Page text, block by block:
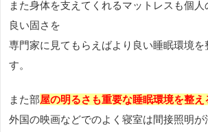
また身体を支えてくれるマットレスも個
良い固さを
専門家に見てもらえばより良い睡眠環境を
す。
また部屋の明るさも重要な睡眠環境を整え
外国の映画などでのよく寝室は間接照明が